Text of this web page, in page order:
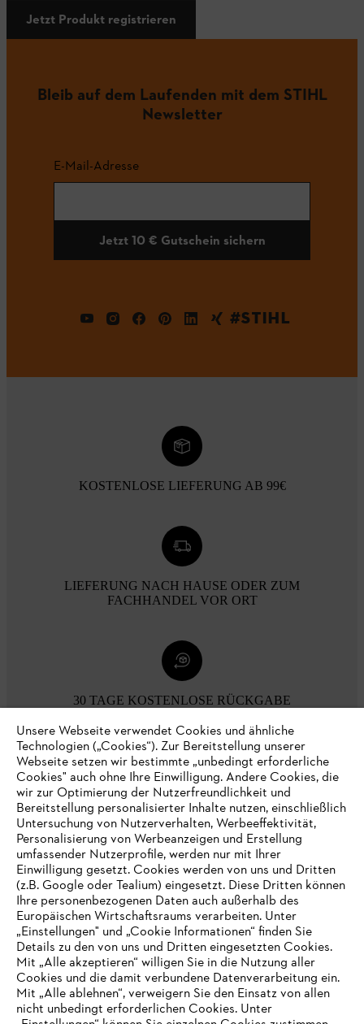
Jetzt Produkt registrieren
Bleib auf dem Laufenden mit dem STIHL
Newsletter
E-Mail-Adresse
Jetzt 10 € Gutschein sichern
#STIHL
KOSTENLOSE LIEFERUNG AB 99€
LIEFERUNG NACH HAUSE ODER ZUM
FACHHANDEL VOR ORT
30 TAGE KOSTENLOSE RÜCKGABE
Zahlungsmöglichkeiten
Unternehmen
Online Shop
Unsere Webseite verwendet Cookies und ähnliche
Technologien („Cookies“). Zur Bereitstellung unserer
Webseite setzen wir bestimmte „unbedingt erforderliche
Cookies" auch ohne Ihre Einwilligung. Andere Cookies, die
wir zur Optimierung der Nutzerfreundlichkeit und
Bereitstellung personalisierter Inhalte nutzen, einschließlich
Untersuchung von Nutzerverhalten, Werbeeffektivität,
Personalisierung von Werbeanzeigen und Erstellung
umfassender Nutzerprofile, werden nur mit Ihrer
Einwilligung gesetzt. Cookies werden von uns und Dritten
(z.B. Google oder Tealium) eingesetzt. Diese Dritten können
Ihre personenbezogenen Daten auch außerhalb des
Europäischen Wirtschaftsraums verarbeiten. Unter
„Einstellungen" und „Cookie Informationen“ finden Sie
Details zu den von uns und Dritten eingesetzten Cookies.
Mit „Alle akzeptieren“ willigen Sie in die Nutzung aller
Cookies und die damit verbundene Datenverarbeitung ein.
Mit „Alle ablehnen“, verweigern Sie den Einsatz von allen
nicht unbedingt erforderlichen Cookies. Unter